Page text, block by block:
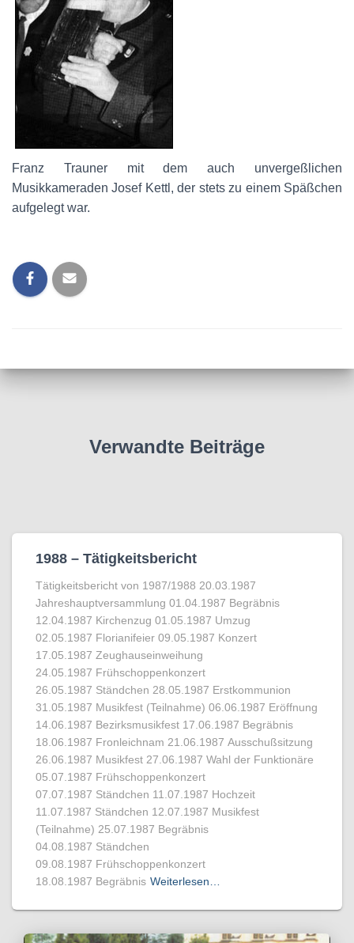
Franz Trauner mit dem auch unvergeßlichen
Musikkameraden Josef Kettl, der stets zu einem Späßchen
aufgelegt war.
Verwandte Beiträge
1988 – Tätigkeitsbericht
Tätigkeitsbericht von 1987/1988 20.03.1987
Jahreshauptversammlung 01.04.1987 Begräbnis
12.04.1987 Kirchenzug 01.05.1987 Umzug
02.05.1987 Florianifeier 09.05.1987 Konzert
17.05.1987 Zeughauseinweihung
24.05.1987 Frühschoppenkonzert
26.05.1987 Ständchen 28.05.1987 Erstkommunion
31.05.1987 Musikfest (Teilnahme) 06.06.1987 Eröffnung
14.06.1987 Bezirksmusikfest 17.06.1987 Begräbnis
18.06.1987 Fronleichnam 21.06.1987 Ausschußsitzung
26.06.1987 Musikfest 27.06.1987 Wahl der Funktionäre
05.07.1987 Frühschoppenkonzert
07.07.1987 Ständchen 11.07.1987 Hochzeit
11.07.1987 Ständchen 12.07.1987 Musikfest
(Teilnahme) 25.07.1987 Begräbnis
04.08.1987 Ständchen
09.08.1987 Frühschoppenkonzert
18.08.1987 Begräbnis Weiterlesen…